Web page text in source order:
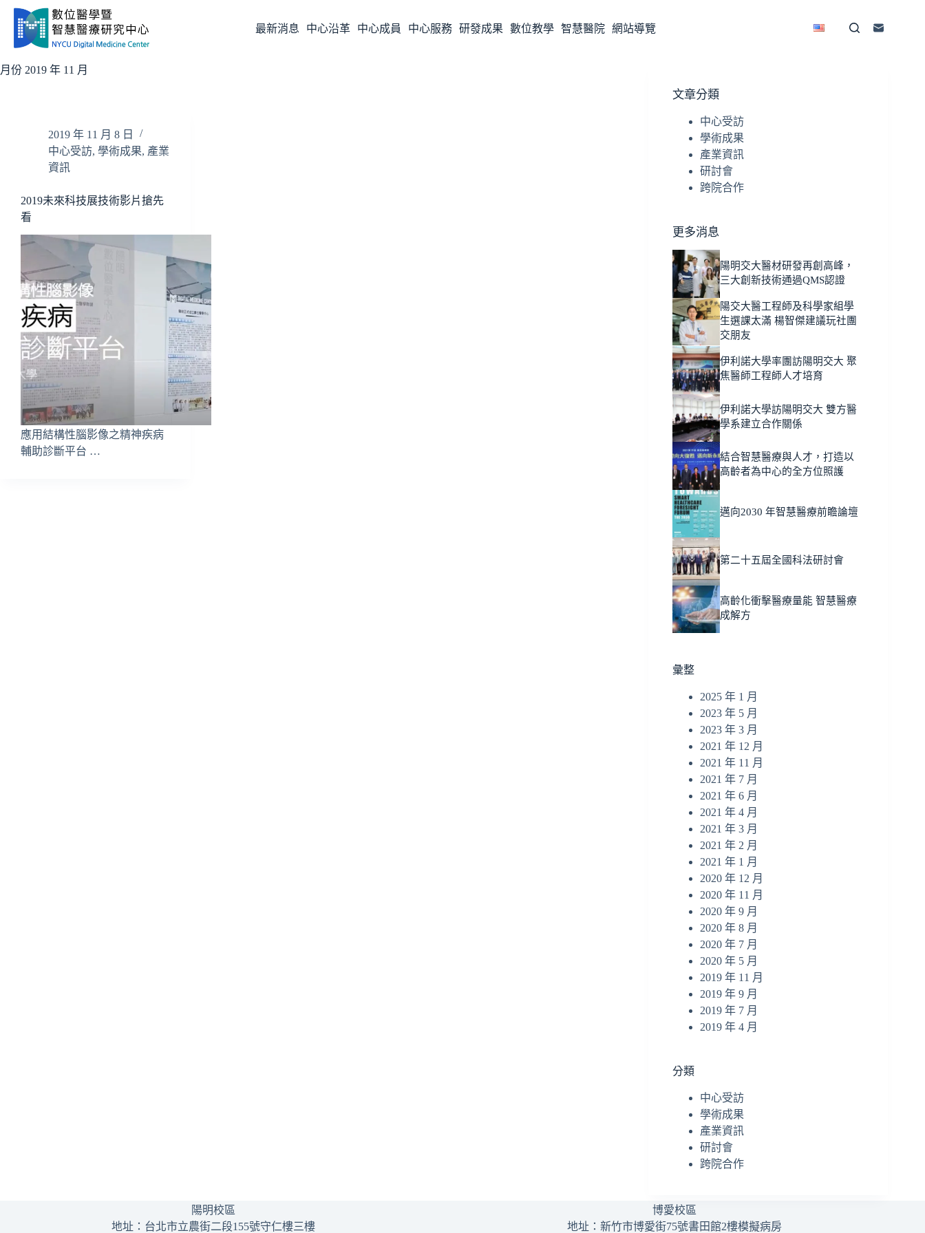
內
最新消息 中心沿革 中心成員 中心服務 研發成果 數位教學 智慧醫院 網站導覽
月份 2019 年 11 月
2019 年 11 月 8 日
中心受訪, 學術成果, 產業
資訊
2019未來科技展技術影片搶先
看
應用結構性腦影像之精神疾病
輔助診斷平台 …
文章分類
中心受訪
學術成果
產業資訊
研討會
跨院合作
更多消息
陽明交大醫材研發再創高峰，
三大創新技術通過QMS認證
陽交大醫工程師及科學家組學
生選課太滿 楊智傑建議玩社團
交朋友
伊利諾大學率團訪陽明交大 聚
焦醫師工程師人才培育
伊利諾大學訪陽明交大 雙方醫
學系建立合作關係
結合智慧醫療與人才，打造以
高齡者為中心的全方位照護
邁向2030 年智慧醫療前瞻論壇
第二十五屆全國科法研討會
高齡化衝擊醫療量能 智慧醫療
成解方
彙整
2025 年 1 月
2023 年 5 月
2023 年 3 月
2021 年 12 月
2021 年 11 月
2021 年 7 月
2021 年 6 月
2021 年 4 月
2021 年 3 月
2021 年 2 月
2021 年 1 月
2020 年 12 月
2020 年 11 月
2020 年 9 月
2020 年 8 月
2020 年 7 月
2020 年 5 月
2019 年 11 月
2019 年 9 月
2019 年 7 月
2019 年 4 月
分類
中心受訪
學術成果
產業資訊
研討會
跨院合作
陽明校區
地址：台北市立農街二段155號守仁樓三樓
博愛校區
地址：新竹市博愛街75號書田館2樓模擬病房